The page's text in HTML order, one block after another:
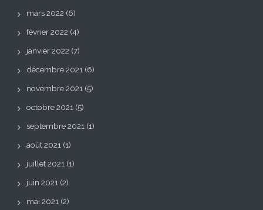
mars 2022 (6)
février 2022 (4)
janvier 2022 (7)
décembre 2021 (6)
novembre 2021 (5)
octobre 2021 (5)
septembre 2021 (1)
août 2021 (1)
juillet 2021 (1)
juin 2021 (2)
mai 2021 (2)